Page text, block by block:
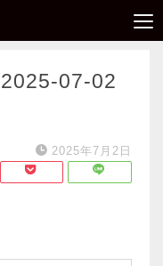
07-02
2025年7月2日